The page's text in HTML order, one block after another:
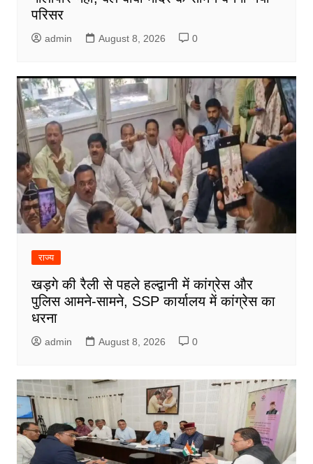
परिसर
admin August 8, 2026 0
राज्य
खड़गे की रैली से पहले हल्द्वानी में कांग्रेस और
पुलिस आमने-सामने, SSP कार्यालय में कांग्रेस का
धरना
admin August 8, 2026 0